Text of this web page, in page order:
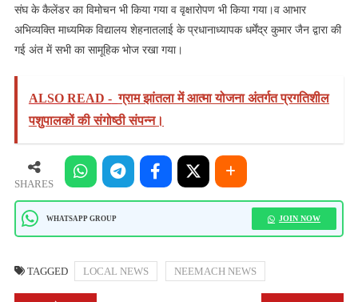
संघ के कैलेंडर का विमोचन भी किया गया व वृक्षारोपण भी किया गया।व आभार
अभिव्यक्ति माध्यमिक विद्यालय शेहनातलाई के प्रधानाध्यापक धर्मेंद्र कुमार जैन द्वारा की
गई अंत में सभी का सामूहिक भोज रखा गया।
ALSO READ - ग्राम झांतला में आत्मा योजना अंतर्गत प्रगतिशील
पशुपालकों की संगोष्ठी संपन्न।
SHARES
WHATSAPP GROUP JOIN NOW
TAGGED LOCAL NEWS NEEMACH NEWS